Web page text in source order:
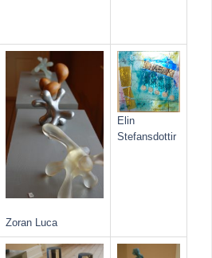
Zoran Luca
Elin
Stefansdottir